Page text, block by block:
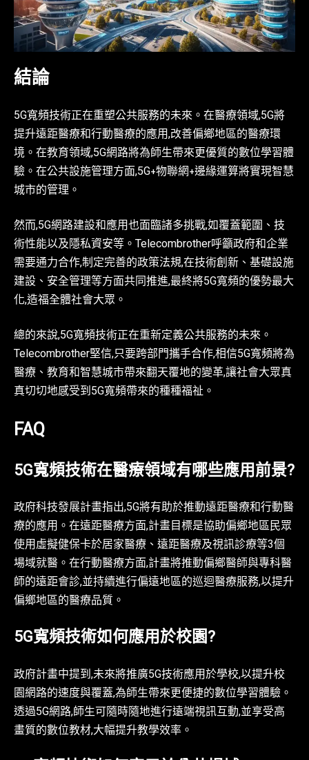
結論
5G寬頻技術正在重塑公共服務的未來。在醫療領域,5G將
提升遠距醫療和行動醫療的應用,改善偏鄉地區的醫療環
境。在教育領域,5G網路將為師生帶來更優質的數位學習體
驗。在公共設施管理方面,5G+物聯網+邊緣運算將實現智慧
城市的管理。
然而,5G網路建設和應用也面臨諸多挑戰,如覆蓋範圍、技
術性能以及隱私資安等。Telecombrother呼籲政府和企業
需要通力合作,制定完善的政策法規,在技術創新、基礎設施
建設、安全管理等方面共同推進,最終將5G寬頻的優勢最大
化,造福全體社會大眾。
總的來說,5G寬頻技術正在重新定義公共服務的未來。
Telecombrother堅信,只要跨部門攜手合作,相信5G寬頻將為
醫療、教育和智慧城市帶來翻天覆地的變革,讓社會大眾真
真切切地感受到5G寬頻帶來的種種福祉。
FAQ
5G寬頻技術在醫療領域有哪些應用前景?
政府科技發展計畫指出,5G將有助於推動遠距醫療和行動醫
療的應用。在遠距醫療方面,計畫目標是協助偏鄉地區民眾
使用虛擬健保卡於居家醫療、遠距醫療及視訊診療等3個
場域就醫。在行動醫療方面,計畫將推動偏鄉醫師與專科醫
師的遠距會診,並持續進行偏遠地區的巡迴醫療服務,以提升
偏鄉地區的醫療品質。
5G寬頻技術如何應用於校園?
政府計畫中提到,未來將推廣5G技術應用於學校,以提升校
園網路的速度與覆蓋,為師生帶來更便捷的數位學習體驗。
透過5G網路,師生可隨時隨地進行遠端視訊互動,並享受高
畫質的數位教材,大幅提升教學效率。